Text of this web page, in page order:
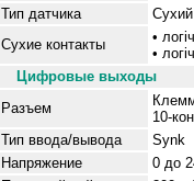
Тип датчика
Сухий
Сухие контакты
• л
• логі
Цифровые выходы
Разъем
К
10-
Тип ввода/вывода
Synk
Напряжение
0 до